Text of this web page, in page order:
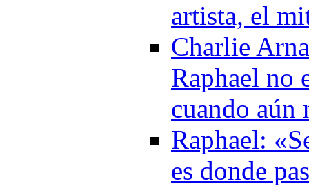
artista, el
Charlie
Raphael no
cuando aún
Raphael:
es donde